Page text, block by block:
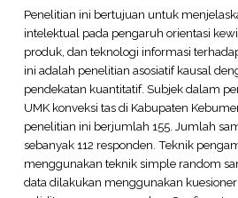
Penelitian ini bertujuan untuk
intelektual pada pengaruh orientasi
produk, dan teknologi informasi
ini adalah penelitian asosiatif kausal
pendekatan kuantitatif. Subjek dalam
UMK konveksi tas di Kabupaten
penelitian ini berjumlah 155. Jumlah
sebanyak 112 responden. Teknik
menggunakan teknik simple random
data dilakukan menggunakan